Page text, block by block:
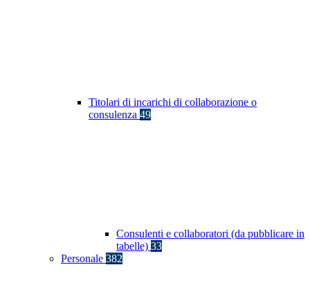
Titolari di incarichi di collaborazione o
consulenza 49
Consulenti e collaboratori (da pubblicare in
tabelle) 33
Personale 382